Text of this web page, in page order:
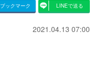
ブックマーク LINEで送る
2021.04.13 07:00